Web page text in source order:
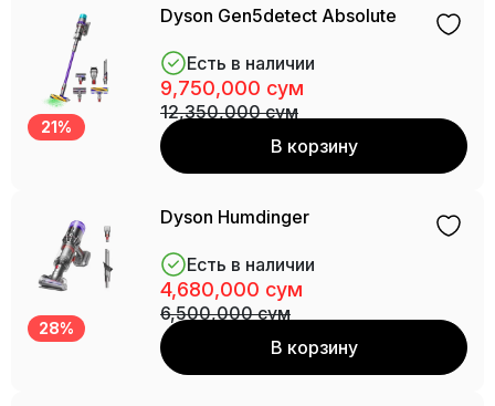
21%
Dyson Gen5detect Absolute
Есть в наличии
9,750,000 сум
12,350,000 сум
В корзину
28%
Dyson Humdinger
Есть в наличии
4,680,000 сум
6,500,000 сум
В корзину